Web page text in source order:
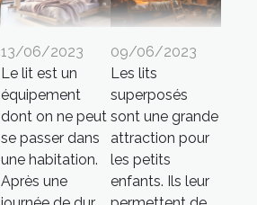
13/06/2023
Le lit est un
équipement
dont on ne peut
se passer dans
une habitation.
Après une
09/06/2023
Les lits
superposés
sont une grande
attraction pour
les petits
enfants. Ils leur